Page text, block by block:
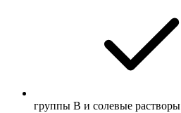
группы B и солевые растворы